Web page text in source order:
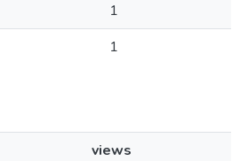
1
1
views